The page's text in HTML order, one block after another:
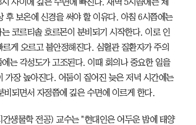
사이에 깊은 수면에 빠진다. 새벽 5시쯤에는 체
후 보온에 신경을 써야 할 이유다. 아침 6시쯤에는
코르티솔 호르몬이 분비되기 시작한다. 이로 인
게 오르고 불안정해진다. 심혈관 질환자가 주의
는 각성도가 고조된다. 이때 회의나 중요한 일을
가장 높아진다. 어둠이 짙어진 늦은 저녁 시간에는
되면서 자정쯤에 깊은 수면에 이르게 한다.
생물학 전공) 교수는 "현대인은 어두운 밤에 태양